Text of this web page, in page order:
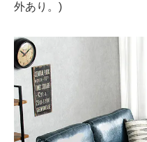
外あり。)